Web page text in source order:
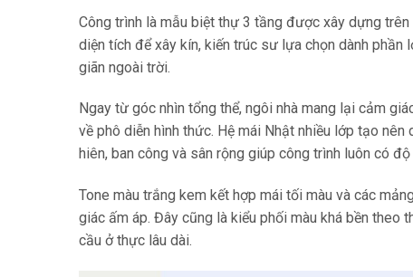
Công trình là mẫu biệt thự 3 tầng được xây dựng
diện tích để xây kín, kiến trúc sư lựa chọn dành
giãn ngoài trời.
Ngay từ góc nhìn tổng thể, ngôi nhà mang lại cảm
về phô diễn hình thức. Hệ mái Nhật nhiều lớp tạo
hiên, ban công và sân rộng giúp công trình luôn có
Tone màu trắng kem kết hợp mái tối màu và các
giác ấm áp. Đây cũng là kiểu phối màu khá bền theo
cầu ở thực lâu dài.